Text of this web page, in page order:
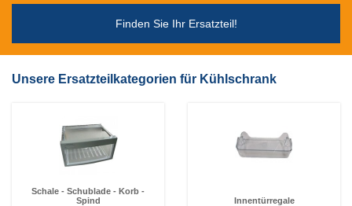
Finden Sie Ihr Ersatzteil!
Unsere Ersatzteilkategorien für Kühlschrank
Schale - Schublade - Korb -
Spind
Innentürregale